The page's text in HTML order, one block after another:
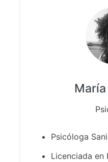
Psicóloga
Licenciada en